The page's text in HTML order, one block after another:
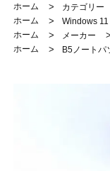
ホーム
> カテゴリー
ホーム
> Windows 11
ホーム
> メーカー >
ホーム
> B5ノートパ